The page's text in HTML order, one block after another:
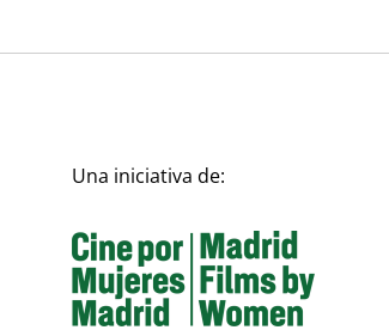
Una iniciativa de: